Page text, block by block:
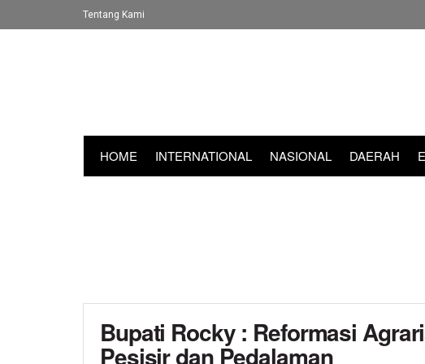
Tentang Kami
HOME INTERNATIONAL NASIONAL DAERAH
Bupati Rocky : Reformasi
Pesisir dan Pedalaman